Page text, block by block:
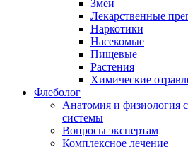
Змеи
Лекарственные
Наркотики
Насекомые
Пищевые
Растения
Химические
Флеболог
Анатомия и физиология
системы
Вопросы экспертам
Комплексное лечение